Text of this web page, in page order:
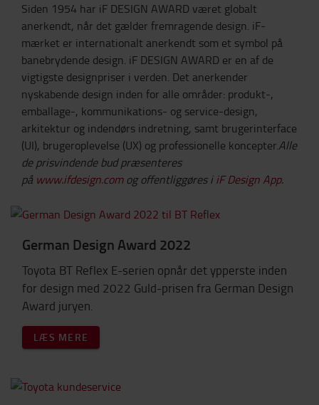
Siden 1954 har iF DESIGN AWARD været globalt
anerkendt, når det gælder fremragende design. iF-
mærket er internationalt anerkendt som et symbol på
banebrydende design. iF DESIGN AWARD er en af de
vigtigste designpriser i verden. Det anerkender
nyskabende design inden for alle områder: produkt-,
emballage-, kommunikations- og service-design,
arkitektur og indendørs indretning, samt brugerinterface
(UI), brugeroplevelse (UX) og professionelle koncepter.Alle
de prisvindende bud præsenteres
på www.ifdesign.com og offentliggøres i iF Design App.
German Design Award 2022
Toyota BT Reflex E-serien opnår det ypperste inden
for design med 2022 Guld-prisen fra German Design
Award juryen.
LÆS MERE